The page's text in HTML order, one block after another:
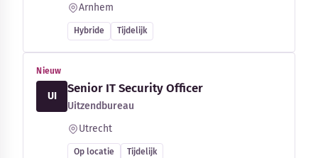
Arnhem
Hybride Tijdelijk
Nieuw
UI
Senior IT Security Officer
Uitzendbureau
Utrecht
Op locatie Tijdelijk